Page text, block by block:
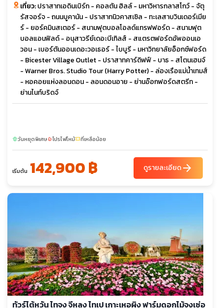
เที่ยว:ปราสาทเอดินเบิร์ก - คอลตัน ฮิลล์ - มหาวิหารกลาสโกว์ - จัตุ
รัสจอร์จ - ถนนบูคานัน - ปราสาทนิวคาสเซิล - ทะเลสาบวินเดอร์เมีย
ร์ - ยอร์คมินสเตอร์ - สนามฟุตบอลโอลด์แทรฟฟอร์ด - สนามฟุต
บอลแอนฟิลด์ - อนุสาวรีย์เดอะบีเทิลส์ - สแตรตฟอร์ดอัพออนเอ
วอน - เบอร์ตันออนเดอะวอเธอร์ - ไบบูรี - มหาวิทยาลัยอ็อกซ์ฟอร์ด
- Bicester Village Outlet - ปราสาทคาร์ดิฟฟ์ - บาธ - สโตนเฮนจ์
- Warner Bros. Studio Tour (Harry Potter) - ล่องเรือแม่น้ำเทมส์
- หอคอยแห่งลอนดอน - ลอนดอนอาย - ย่านอ๊อกฟอร์ดสตรีท -
ย่านไนท์บริดจ์
sunnyวันหยุดพิเศษlocal_fire_departmentโปรไฟไหม้confirmation_numberที่เหลือน้อย
เริ่มต้น 142,900 ฿ ดูรายละเอียดarrow_forward
ทัวร์ไต้หวัน ไทจง จีหลง ไทเป เกาะเหอผิง ฟาร์มดอกไม้จงเซ่อ